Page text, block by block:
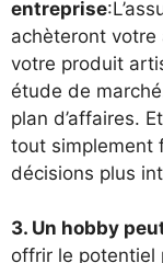
entreprise
achèteront votre
votre produit
étude de
plan d’affaires.
tout simplement
décisions plus
3. Un hobby
offrir le potentiel